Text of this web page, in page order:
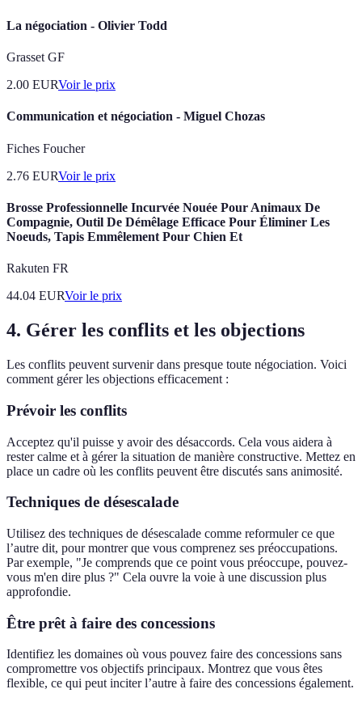
La négociation - Olivier Todd
Grasset GF
2.00 EURVoir le prix
Communication et négociation - Miguel Chozas
Fiches Foucher
2.76 EURVoir le prix
Brosse Professionnelle Incurvée Nouée Pour Animaux De
Compagnie, Outil De Démêlage Efficace Pour Éliminer Les
Noeuds, Tapis Emmêlement Pour Chien Et
Rakuten FR
44.04 EURVoir le prix
4. Gérer les conflits et les objections
Les conflits peuvent survenir dans presque toute négociation. Voici
comment gérer les objections efficacement :
Prévoir les conflits
Acceptez qu'il puisse y avoir des désaccords. Cela vous aidera à
rester calme et à gérer la situation de manière constructive. Mettez en
place un cadre où les conflits peuvent être discutés sans animosité.
Techniques de désescalade
Utilisez des techniques de désescalade comme reformuler ce que
l’autre dit, pour montrer que vous comprenez ses préoccupations.
Par exemple, "Je comprends que ce point vous préoccupe, pouvez-
vous m'en dire plus ?" Cela ouvre la voie à une discussion plus
approfondie.
Être prêt à faire des concessions
Identifiez les domaines où vous pouvez faire des concessions sans
compromettre vos objectifs principaux. Montrez que vous êtes
flexible, ce qui peut inciter l’autre à faire des concessions également.